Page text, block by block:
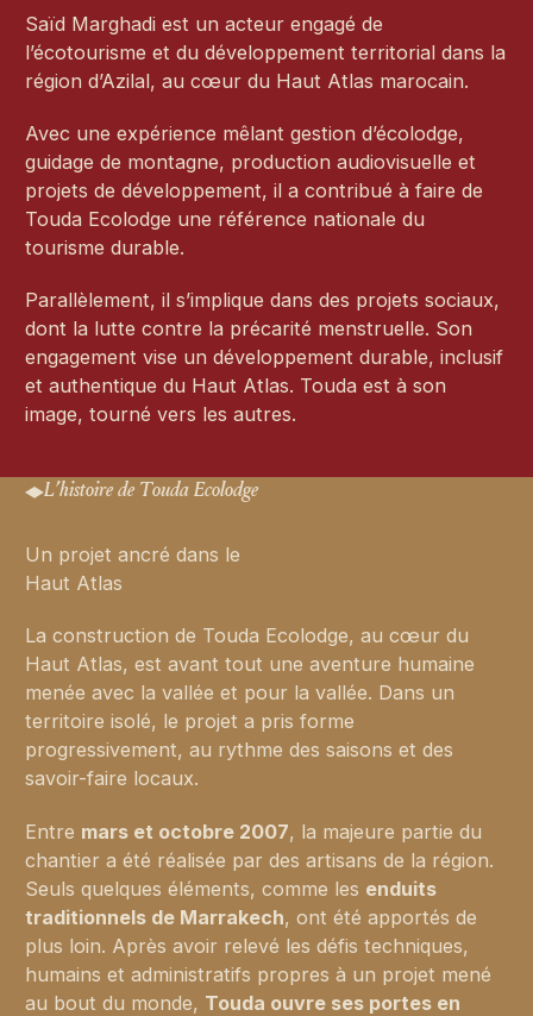
Saïd Marghadi est un acteur engagé de
l’écotourisme et du développement territorial dans la
région d’Azilal, au cœur du Haut Atlas marocain.
Avec une expérience mêlant gestion d’écolodge,
guidage de montagne, production audiovisuelle et
projets de développement, il a contribué à faire de
Touda Ecolodge une référence nationale du
tourisme durable.
Parallèlement, il s’implique dans des projets sociaux,
dont la lutte contre la précarité menstruelle. Son
engagement vise un développement durable, inclusif
et authentique du Haut Atlas. Touda est à son
image, tourné vers les autres.
L’histoire de Touda Ecolodge
Un projet ancré dans le
Haut Atlas
La construction de Touda Ecolodge, au cœur du
Haut Atlas, est avant tout une aventure humaine
menée avec la vallée et pour la vallée. Dans un
territoire isolé, le projet a pris forme
progressivement, au rythme des saisons et des
savoir-faire locaux.
Entre mars et octobre 2007, la majeure partie du
chantier a été réalisée par des artisans de la région.
Seuls quelques éléments, comme les enduits
traditionnels de Marrakech, ont été apportés de
plus loin. Après avoir relevé les défis techniques,
humains et administratifs propres à un projet mené
au bout du monde, Touda ouvre ses portes en